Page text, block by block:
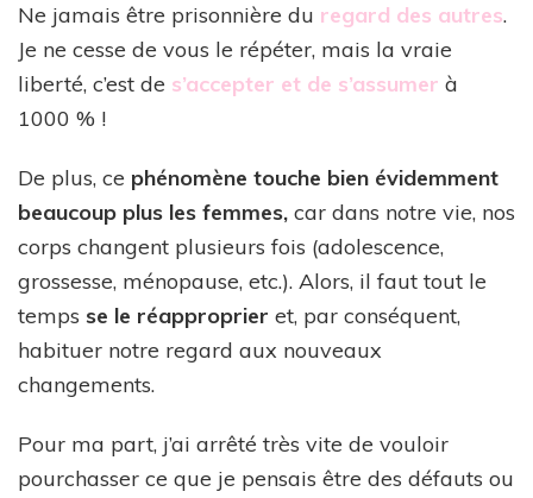
Ne jamais être prisonnière du regard des autres.
Je ne cesse de vous le répéter, mais la vraie
liberté, c’est de s’accepter et de s’assumer à
1000 % !
De plus, ce phénomène touche bien évidemment
beaucoup plus les femmes, car dans notre vie, nos
corps changent plusieurs fois (adolescence,
grossesse, ménopause, etc.). Alors, il faut tout le
temps se le réapproprier et, par conséquent,
habituer notre regard aux nouveaux
changements.
Pour ma part, j’ai arrêté très vite de vouloir
pourchasser ce que je pensais être des défauts ou